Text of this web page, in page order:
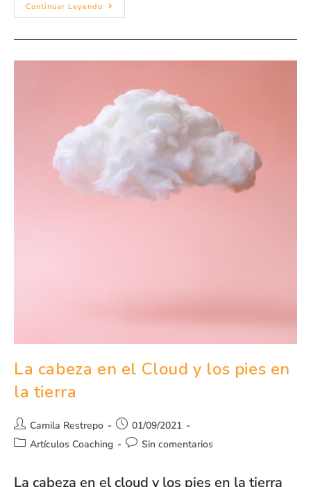
Continuar Leyendo
La cabeza en el Cloud y los pies en
la tierra
Camila Restrepo
01/09/2021
Artículos Coaching
Sin comentarios
La cabeza en el cloud y los pies en la tierra